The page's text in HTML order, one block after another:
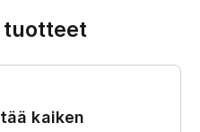
kaiken